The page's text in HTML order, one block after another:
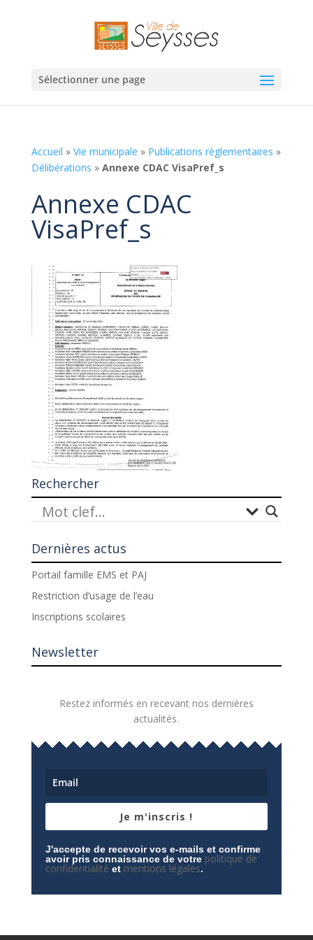
Sélectionner une page
Accueil » Vie municipale » Publications règlementaires »
Délibérations » Annexe CDAC VisaPref_s
Annexe CDAC
VisaPref_s
Rechercher
Dernières actus
Portail famille EMS et PAJ
Restriction d’usage de l’eau
Inscriptions scolaires
Newsletter
Restez informés en recevant nos dernières
actualités.
Je m'inscris !
J'accepte de recevoir vos e-mails et confirme
avoir pris connaissance de votre politique de
confidentialité et mentions légales.